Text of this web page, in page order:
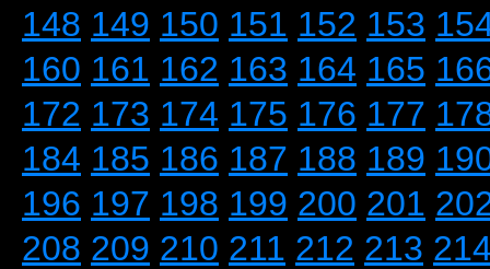
148 149 150 151 152 153
160 161 162 163 164 165
172 173 174 175 176 177
184 185 186 187 188 189
196 197 198 199 200 201
208 209 210 211 212 213